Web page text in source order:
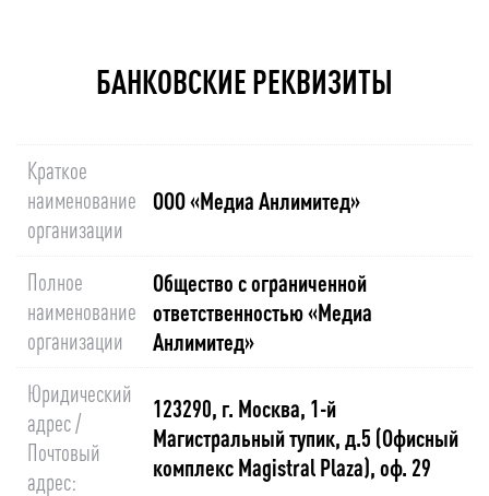
БАНКОВСКИЕ РЕКВИЗИТЫ
Краткое
наименование
организации
ООО «Медиа Анлимитед»
Полное
наименование
организации
Общество с ограниченной
ответственностью «Медиа
Анлимитед»
Юридический
адрес /
Почтовый
адрес:
123290, г. Москва, 1-й
Магистральный тупик, д.5 (Офисный
комплекс Magistral Plaza), оф. 29